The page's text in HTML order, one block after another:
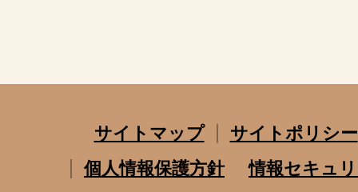
サイトマップ
サイトポリシー
個人情報保護方針
情報セキュ